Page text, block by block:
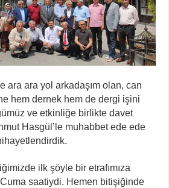
ara ara yol arkadaşım olan, can
hem dernek hem de dergi işini
ve etkinliğe birlikte davet
Hasgül’le muhabbet ede ede
ilk şöyle bir etrafımıza
Cuma saatiydi. Hemen bitişiğinde